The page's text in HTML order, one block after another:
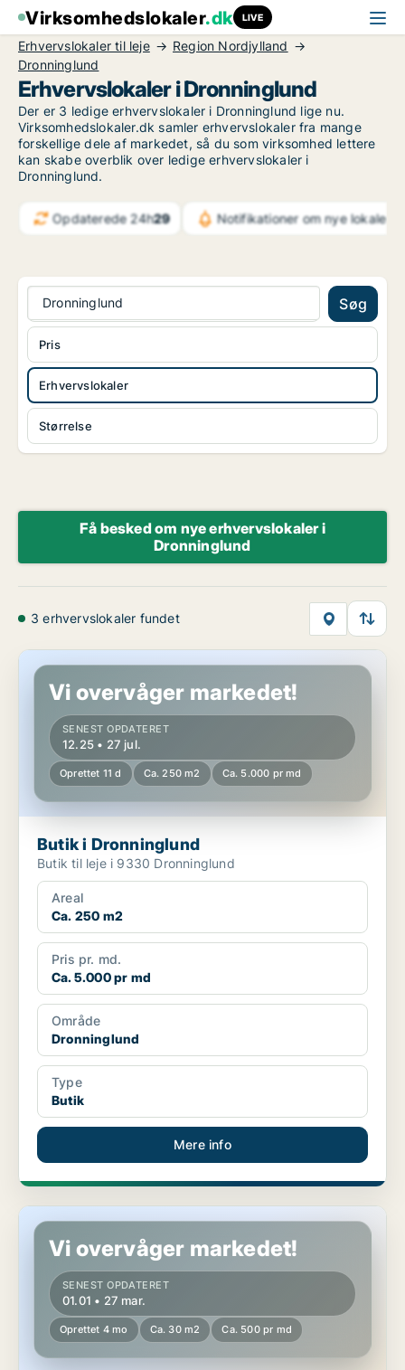
Virksomhedslokaler.dk LIVE
Erhvervslokaler til leje
Region Nordjylland
Dronninglund
Erhvervslokaler i Dronninglund
Der er 3 ledige erhvervslokaler i Dronninglund lige nu.
Virksomhedslokaler.dk samler erhvervslokaler fra mange
forskellige dele af markedet, så du som virksomhed lettere
kan skabe overblik over ledige erhvervslokaler i
Dronninglund.
Opdaterede 24h29 Notifikationer om nye lokaler
Dronninglund Søg
Erhvervslokaler
Størrelse
Pris
Få besked om nye erhvervslokaler i
Dronninglund
3 erhvervslokaler fundet
Butik i Dronninglund
Vi overvåger markedet!
SENEST OPDATERET
12.25 • 27 jul.
Oprettet 11 d Ca. 250 m2 Ca. 5.000 pr md
Butik i Dronninglund
Butik til leje i 9330 Dronninglund
Areal
Ca. 250 m2
Pris pr. md.
Ca. 5.000 pr md
Område
Dronninglund
Type
Butik
Mere info
Lager i Dronninglund
Vi overvåger markedet!
SENEST OPDATERET
01.01 • 27 mar.
Oprettet 4 mo Ca. 30 m2 Ca. 500 pr md